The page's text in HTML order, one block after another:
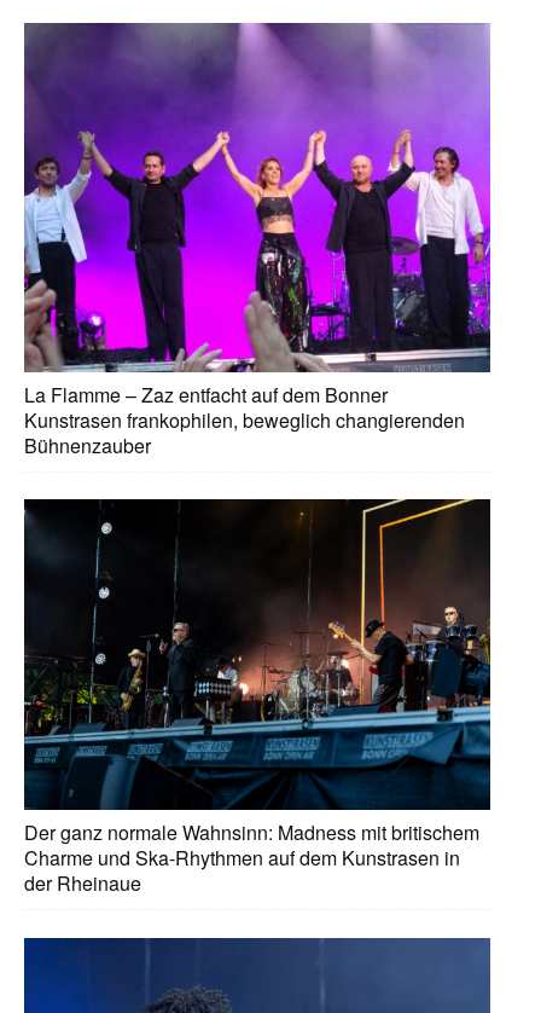
La Flamme – Zaz entfacht auf dem Bonner
Kunstrasen frankophilen, beweglich changierenden
Bühnenzauber
Der ganz normale Wahnsinn: Madness mit britischem
Charme und Ska-Rhythmen auf dem Kunstrasen in
der Rheinaue